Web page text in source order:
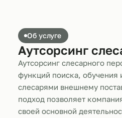
Об услуге
Аутсорсинг
Аутсорсинг слесарного
функций поиска, обучения
слесарями внешнему
подход позволяет
своей основной